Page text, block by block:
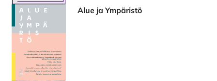
Alue ja Ympäristö